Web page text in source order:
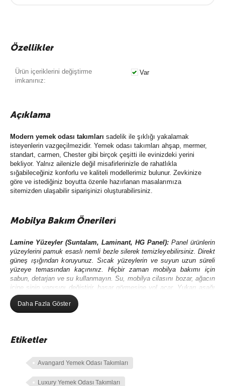
Özellikler
Ürün içeriklerini değiştirme
imkanınız:
Var
Açıklama
Modern yemek odası takımlarısadelik ile şıklığı yakalamak
isteyenlerin vazgeçilmezidir. Yemek odası takımları ahşap, mermer,
standart, carmen, Chester gibi birçok çeşitti ile evinizdeki yerini
bekliyor. Yalnız ailenizle değil misafirlerinizle de rahatlıkla
sığabileceğiniz konforlu ve kaliteli modellerimiz bulunur. Zevkinize
göre ve istediğiniz boyutta özenle hazırlanan masalarımıza
sitemizden ulaşabilir siparişinizi oluşturabilirsiniz.
Mobilya Bakım Önerileri
Lamine Yüzeyler (Suntalam, Laminant, HG Panel): Panel ürünlerin
yüzeylerini pamuk esaslı nemli bezle silerek temizleyebilirsiniz. Direkt
güneş ışığından koruyunuz. Sıcak yüzeylerin ve suyun uzun süreli
yüzeye temasından kaçınınız. Hiçbir zaman mobilya bakımı için
sabun, detarjan ve su kullanmayın. Su, mobilya cilasını bozar, ağacın
içine sinip yapısını değiştirir, hasar görmesine yol açar. Yukarı aşağı
hareketlerle bez, yüzey üzerinde fazla bastırılmadan hareket
ettirilmelidir. Baskılı şekilde ovalama yapılmamalıdır.
yıkama makinesi ve sert fırça gibi araçları kullanmayınız.
Gerekirse saç kurutma makinesi ile fazla yaklaştırmadan
kurulayabilirsiniz.
Metal Aksamlı Mobilyalarınızı nemli bezle silerek temizleyebilirsiniz.
Daha Fazla Göster
Etiketler
Avangard Yemek Odası Takımları
Luxury Yemek Odası Takımları